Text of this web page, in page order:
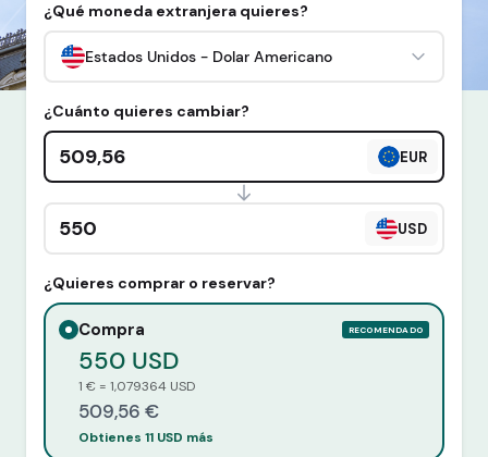
¿Qué moneda extranjera quieres?
Estados Unidos - Dolar Americano
¿Cuánto quieres cambiar?
Cantidad en euros
EUR
USD
¿Quieres comprar o reservar?
Compra RECOMENDADO
550 USD
1 € = 1,079364 USD
509,56 €
Obtienes 11 USD más